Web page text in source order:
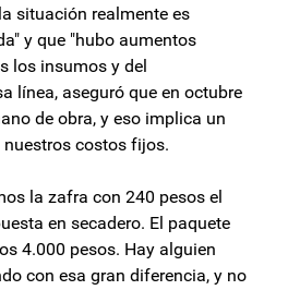
situación realmente es
y que "hubo aumentos
los insumos y del
línea, aseguró que en octubre
de obra, y eso implica un
costos fijos.
la zafra con 240 pesos el
en secadero. El paquete
4.000 pesos. Hay alguien
con esa gran diferencia, y no